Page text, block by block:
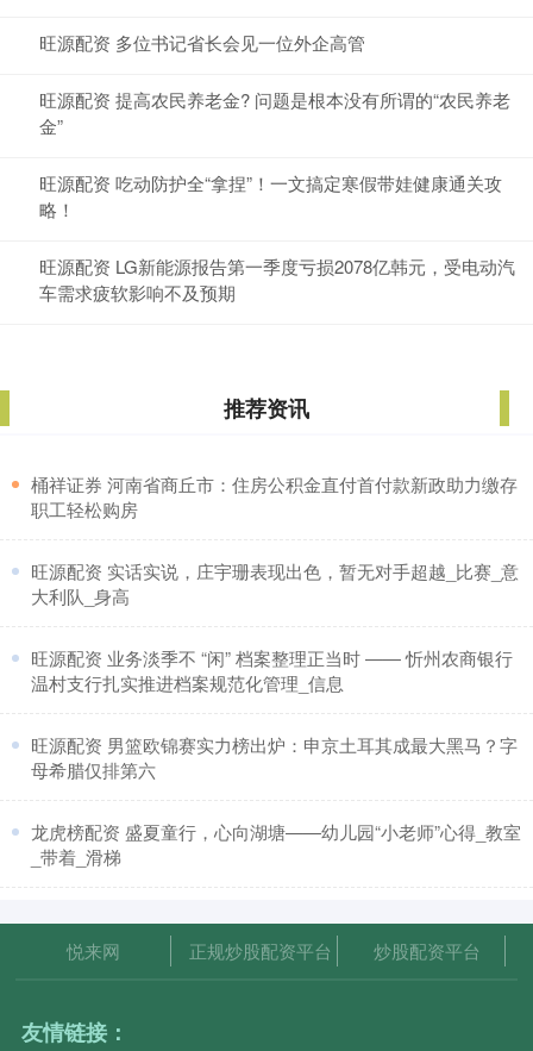
旺源配资 多位书记省长会见一位外企高管
旺源配资 提高农民养老金? 问题是根本没有所谓的“农民养老
金”
旺源配资 吃动防护全“拿捏”！一文搞定寒假带娃健康通关攻
略！
旺源配资 LG新能源报告第一季度亏损2078亿韩元，受电动汽
车需求疲软影响不及预期
推荐资讯
​桶祥证券 河南省商丘市：住房公积金直付首付款新政助力缴存
职工轻松购房
​旺源配资 实话实说，庄宇珊表现出色，暂无对手超越_比赛_意
大利队_身高
​旺源配资 业务淡季不 “闲” 档案整理正当时 —— 忻州农商银行
温村支行扎实推进档案规范化管理_信息
​旺源配资 男篮欧锦赛实力榜出炉：申京土耳其成最大黑马？字
母希腊仅排第六
​龙虎榜配资 盛夏童行，心向湖塘——幼儿园“小老师”心得_教室
_带着_滑梯
悦来网 正规炒股配资平台 炒股配资平台
友情链接：